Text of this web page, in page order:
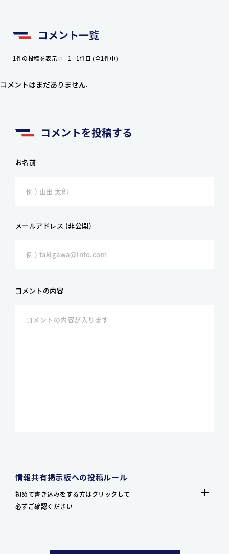
コメント一覧
1件の投稿を表示中 - 1 - 1件目 (全1件中)
コメントはまだありません.
コメントを投稿する
お名前
メールアドレス (非公開)
コメントの内容
情報共有掲示板への投稿ルール
初めて書き込みをする方はクリックして
必ずご確認ください